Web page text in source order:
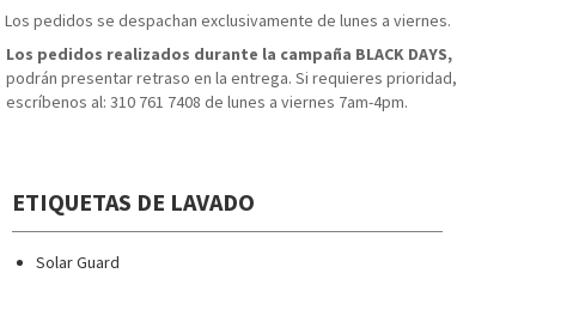
Los pedidos se despachan exclusivamente de lunes a viernes.
Los pedidos realizados durante la campaña BLACK DAYS,
podrán presentar retraso en la entrega. Si requieres prioridad,
escríbenos al: 310 761 7408 de lunes a viernes 7am-4pm.
ETIQUETAS DE LAVADO
Solar Guard